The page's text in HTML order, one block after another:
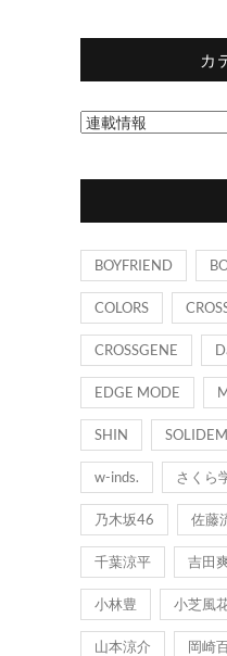
カ
カ
ゴ
BOYFRIEND
COLORS
CROSSGENE
EDGE MODE
SHIN
w-inds. さくら
乃木坂46 佐藤
千葉涼平 吉田
小林豊 小芝風
山本涼介 岡崎